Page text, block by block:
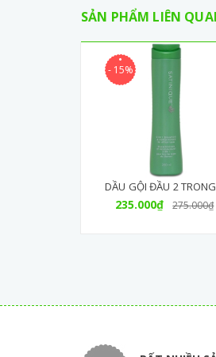
SẢN PHẨM LIÊN
- 15%
DẦU GỘI ĐẦU 2
SATINIQUE (280ML)
235.000₫ 275.000₫